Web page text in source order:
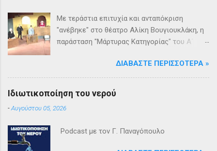
Με τεράστια επιτυχία και ανταπόκριση
"ανέβηκε" στο θέατρο Αλίκη Βουγιουκλάκη, η
παράσταση "Μάρτυρας Κατηγορίας" του Α΄
Βριλησσίων. Το θέατρο γέμισε και πάνω από
1500 θεατές και τις δύο βραδιές απόλαυσαν
κυριολεκτικά μία σπουδαία παράσταση
υψηλής δραματουργίας. Το έργο της Αγκάθα
Κρίστι καθήλωσε τους θεατρόφιλους σε όλη
πλοκή, οι μεγάλες ανατροπές και ένα
ΔΙΑΒΆΣΤΕ ΠΕΡΙΣΣΌΤΕΡΑ »
Ιδιωτικοποίηση του νερού
-Αυγούστου 05, 2026
Podcast με τον Γ. Παναγόπουλο